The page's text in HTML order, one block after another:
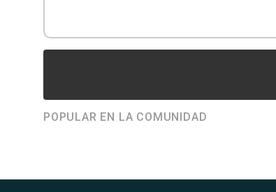
POPULAR EN LA COMUNIDAD